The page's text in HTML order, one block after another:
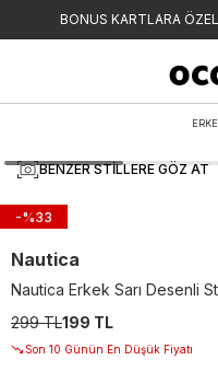
BONUS KARTLARA
BENZER STILLERE GÖZ AT
-%33
Nautica
Nautica Erkek Sarı Desenli
299 TL199 TL
Son 10 Günün En Düşük Fiyatı